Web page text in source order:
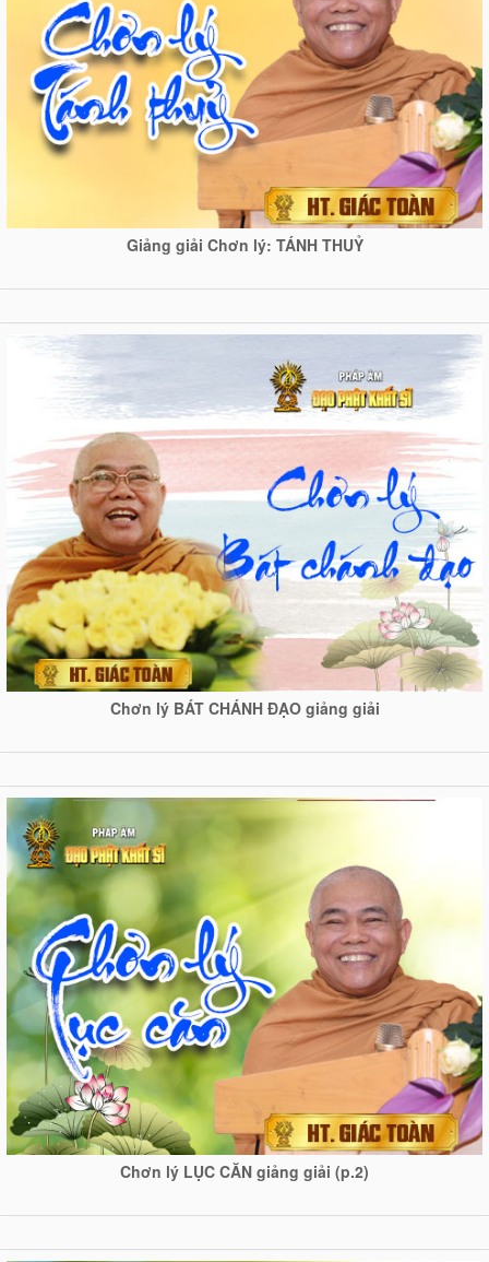
Giảng giải Chơn lý: TÁNH THUỶ
Chơn lý BÁT CHÁNH ĐẠO giảng giải
Chơn lý LỤC CĂN giảng giải (p.2)